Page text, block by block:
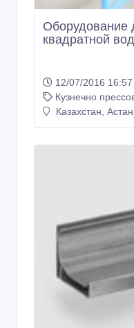
Оборудование
квадратной
12/07/2016 16:57
Кузнечно
Казахстан,